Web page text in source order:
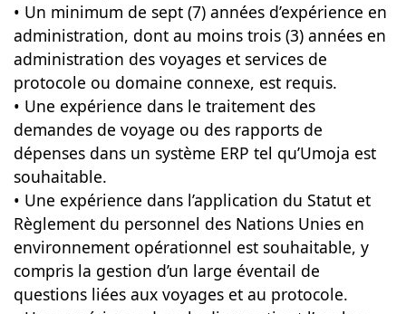
• Un minimum de sept (7) années d’expérience en
administration, dont au moins trois (3) années en
administration des voyages et services de
protocole ou domaine connexe, est requis.
• Une expérience dans le traitement des
demandes de voyage ou des rapports de
dépenses dans un système ERP tel qu’Umoja est
souhaitable.
• Une expérience dans l’application du Statut et
Règlement du personnel des Nations Unies en
environnement opérationnel est souhaitable, y
compris la gestion d’un large éventail de
questions liées aux voyages et au protocole.